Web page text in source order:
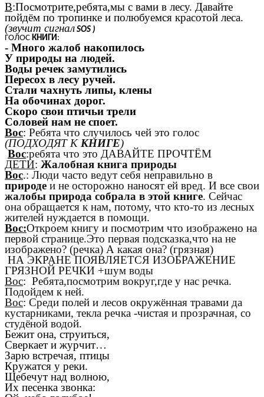
В:Посмотрите,ребята,мы с вами в лесу. Давайте
пойдём по тропинке и полюбуемся красотой леса.
(звучит сигнал SOS )
ГОЛОС КНИГИ:
- Много жалоб накопилось
У природы на людей.
Воды речек замутились
Пересох в лесу ручей.
Стали чахнуть липы, клены
На обочинах дорог.
Скоро свои птичьи трели
Соловей нам не споет.
Вос: Ребята что случилось чей это голос
(ПОДХОДЯТ К КНИГЕ)
Вос:ребята что это ДАВАЙТЕ ПРОЧТЁМ
ДЕТИ: Жалобная книга природы
Вос.: Люди часто ведут себя неправильно в
природе и не осторожно наносят ей вред. И все свои
жалобы природа собрала в этой книге. Сейчас
она обращается к нам, потому, что кто-то из лесных
жителей нуждается в помощи.
Вос:Откроем книгу и посмотрим что изображено на
первой странице.Это первая подсказка,что на не
изображено? (речка) А какая она? (грязная)
НА ЭКРАНЕ ПОЯВЛЯЕТСЯ ИЗОБРАЖЕНИЕ
ГРЯЗНОЙ РЕЧКИ +шум воды
Вос: Ребята,посмотрим вокруг,где у нас речка.
Подойдем к ней.
Вос: Среди полей и лесов окружённая травами да
кустарниками, текла речка -чистая и прозрачная, со
студёной водой.
Бежит она, струиться,
Сверкает и журчит…
Зарю встречая, птицы
Кружатся у реки.
Щебечут над волною,
Их песенка звонка: